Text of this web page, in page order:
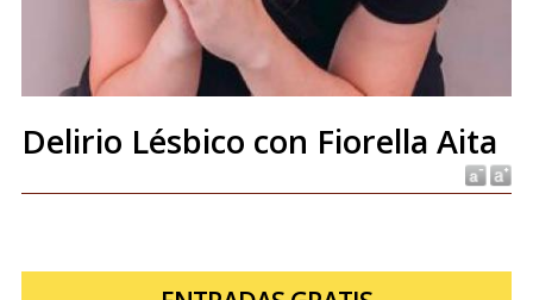
Delirio Lésbico con Fiorella Aita